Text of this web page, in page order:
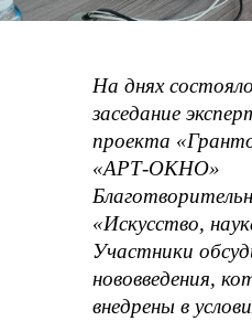
На днях
заседание
проекта
«АРТ-ОКНО»
«Искусство,
Участники
нововведения,
внедрены в